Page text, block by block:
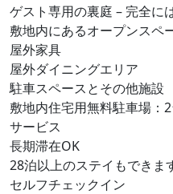
ゲスト専用の裏庭 – 完全に
敷地内にあるオープンスペ
屋外家具
屋外ダイニングエリア
駐車スペースとその他施設
敷地内住宅用無料駐車場：
サービス
長期滞在OK
28泊以上のステイもできま
セルフチェックイン